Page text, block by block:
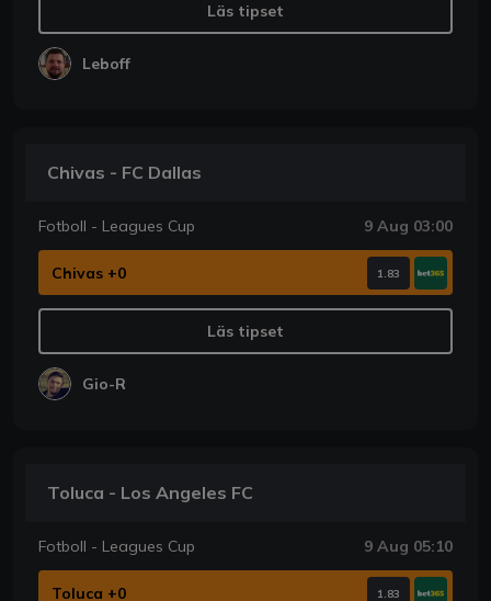
Läs tipset
Leboff
Chivas - FC Dallas
Fotboll - Leagues Cup 9 Aug 03:00
Chivas +0 1.83
Läs tipset
Gio-R
Toluca - Los Angeles FC
Fotboll - Leagues Cup 9 Aug 05:10
Toluca +0 1.83